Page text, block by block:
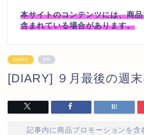
本サイトのコンテンツには、商
含まれている場合があります。
DIARY PR
[DIARY] ９月最後の週
記事内に商品プロモーションを含